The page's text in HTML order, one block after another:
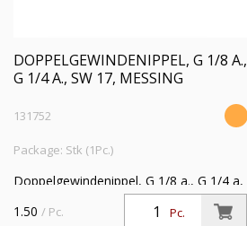
DOPPELGEWINDENIPPEL, G 1/8 A.,
G 1/4 A., SW 17, MESSING
131752
Package: Stk (1Pc.)
Doppelgewindenippel, G 1/8 a., G 1/4 a,
SW 17, Messing, Arbeitsdruck max. 25
bar, Betriebstemp. max. 150 °C
Pc.
1.50 / Pc.